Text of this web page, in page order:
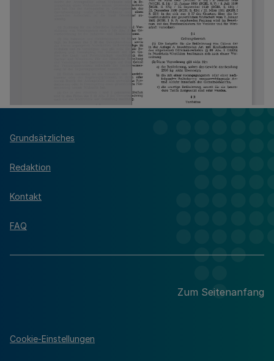
Grundsätzliches
Redaktion
Kontakt
FAQ
Zum Seitenanfang
Cookie-Einstellungen